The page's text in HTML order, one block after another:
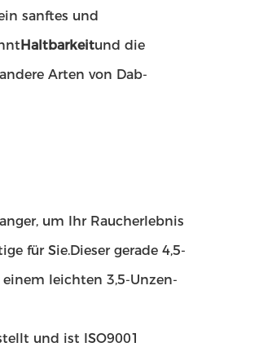
sanftes und
Haltbarkeitund die
Arten von Dab-
um Ihr Raucherlebnis
für Sie.Dieser gerade 4,5-
leichten 3,5-Unzen-
und ist ISO9001